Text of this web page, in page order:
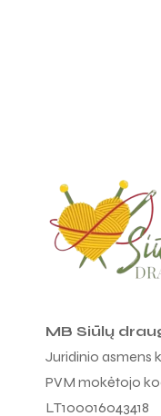
MB Siūlų
Juridinio asmens
PVM mokėtojo
LT100016043418